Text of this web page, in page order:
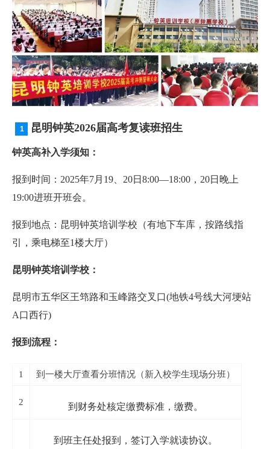
昆明钟英2026届高考复读班招生
钟英高补入学须知：
报到时间：2025年7月19、20日8:00—18:00，20日晚上
19:00进班开班会。
报到地点：昆明钟英培训学校（有地下车库，按路线指
引，乘电梯至1楼大厅）
昆明钟英培训学校：
昆明市五华区王筇路和玉峰路交叉口(地铁4号线大河埂站
A口西行)
报到流程：
1 到一楼大厅查看分班情况（新入校学生现场分班）
2 到财务处核定缴费标准，缴费。
到班主任处报到，签订入学就读协议。